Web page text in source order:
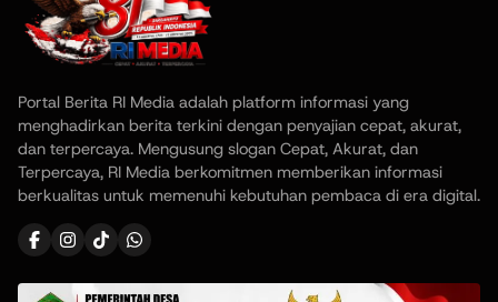
Portal Berita RI Media adalah platform informasi yang
menghadirkan berita terkini dengan penyajian cepat, akurat,
dan terpercaya. Mengusung slogan Cepat, Akurat, dan
Terpercaya, RI Media berkomitmen memberikan informasi
berkualitas untuk memenuhi kebutuhan pembaca di era digital.